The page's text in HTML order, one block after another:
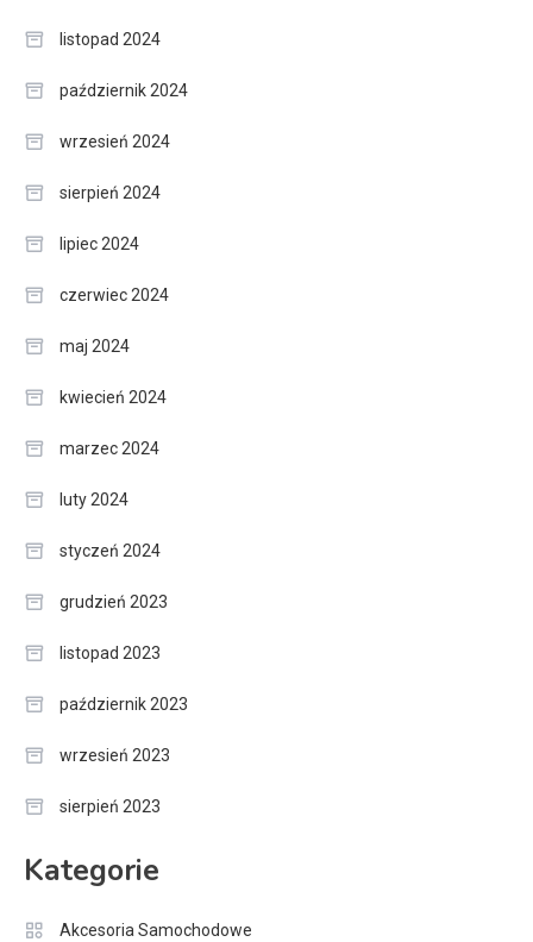
listopad 2024
październik 2024
wrzesień 2024
sierpień 2024
lipiec 2024
czerwiec 2024
maj 2024
kwiecień 2024
marzec 2024
luty 2024
styczeń 2024
grudzień 2023
listopad 2023
październik 2023
wrzesień 2023
sierpień 2023
Kategorie
Akcesoria Samochodowe